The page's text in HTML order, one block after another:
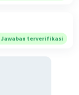
Jawaban terverifikasi